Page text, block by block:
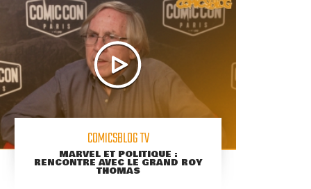
COMICSBLOG TV
MARVEL ET POLITIQUE :
RENCONTRE AVEC LE GRAND ROY
THOMAS